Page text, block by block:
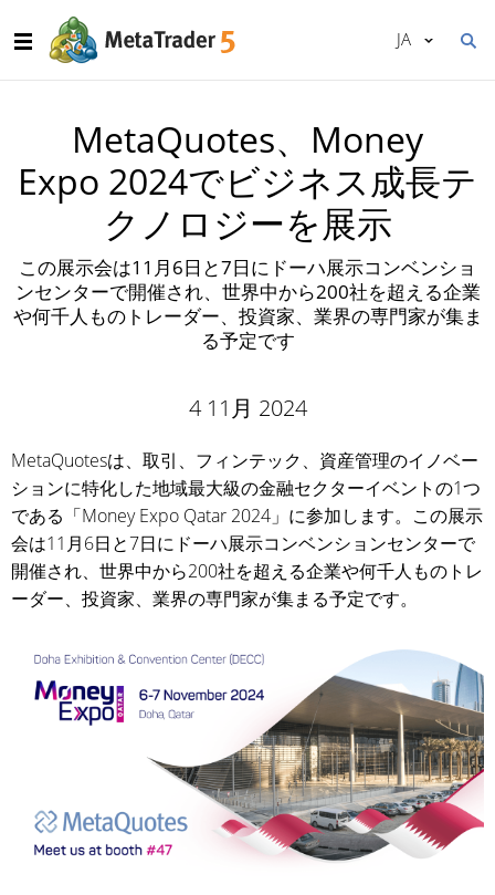
JA
MetaQuotes、Money
Expo 2024でビジネス成長テ
クノロジーを展示
この展示会は11月6日と7日にドーハ展示コンベンショ
ンセンターで開催され、世界中から200社を超える企業
や何千人ものトレーダー、投資家、業界の専門家が集ま
る予定です
4 11月 2024
MetaQuotesは、取引、フィンテック、資産管理のイノベー
ションに特化した地域最大級の金融セクターイベントの1つ
である「Money Expo Qatar 2024」に参加します。この展示
会は11月6日と7日にドーハ展示コンベンションセンターで
開催され、世界中から200社を超える企業や何千人ものトレ
ーダー、投資家、業界の専門家が集まる予定です。